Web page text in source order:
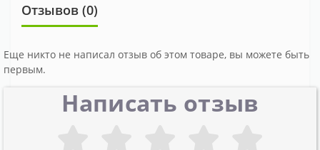
Отзывов (0)
Еще никто не написал отзыв об этом товаре, вы можете быть
первым.
Написать отзыв